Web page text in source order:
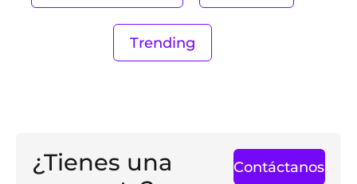
Trending
¿Tienes una
Contáctanos